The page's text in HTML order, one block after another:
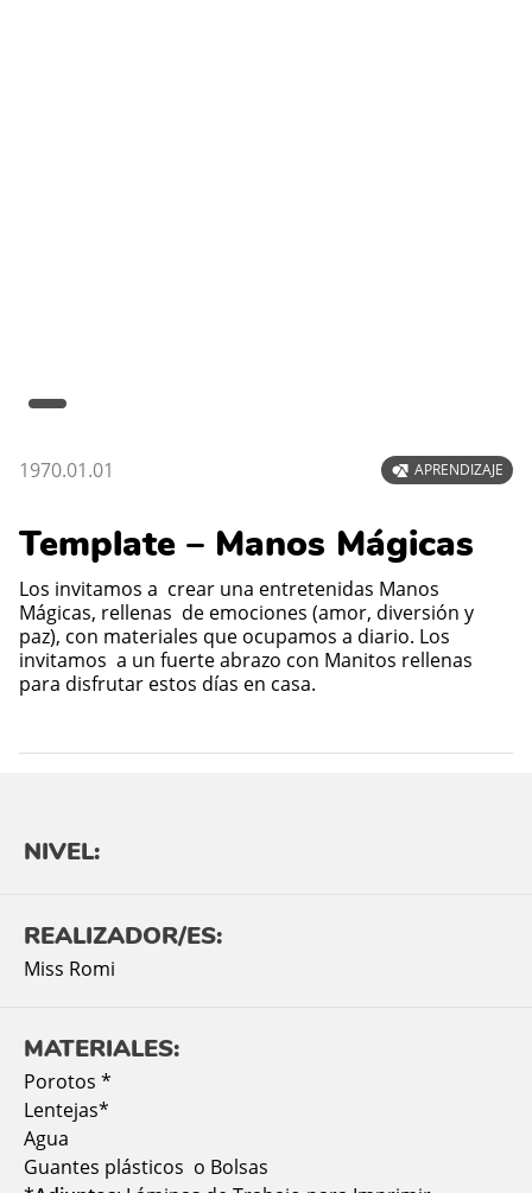
1970.01.01 APRENDIZAJE
Template – Manos Mágicas
Los invitamos a crear una entretenidas Manos
Mágicas, rellenas de emociones (amor, diversión y
paz), con materiales que ocupamos a diario. Los
invitamos a un fuerte abrazo con Manitos rellenas
para disfrutar estos días en casa.
NIVEL:
REALIZADOR/ES:
Miss Romi
MATERIALES:
Porotos *
Lentejas*
Agua
Guantes plásticos o Bolsas